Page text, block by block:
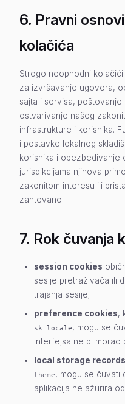
6. Pravni
kolačića
Strogo neophodni
za izvršavanje ugovora,
sajta i servisa,
ostvarivanje našeg
infrastrukture i korisnika.
i postavke lokalnog
korisnika i obezbeđivanje
jurisdikcijama njihova
zakonitom interesu ili
zahtevano.
7. Rok čuvanja
session cookies
sesije pretraživača ili
trajanja sesije;
preference cookies,
sk_locale, mogu se
interfejsa ne bi morao
local storage records
theme, mogu se čuvati
aplikacija ne ažurira